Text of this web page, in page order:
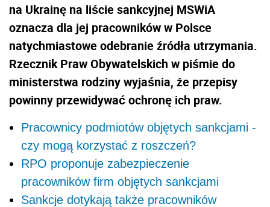
na Ukrainę na liście sankcyjnej MSWiA
oznacza dla jej pracowników w Polsce
natychmiastowe odebranie źródła utrzymania.
Rzecznik Praw Obywatelskich w piśmie do
ministerstwa rodziny wyjaśnia, że przepisy
powinny przewidywać ochronę ich praw.
Pracownicy podmiotów objętych sankcjami -
czy mogą korzystać z roszczeń?
RPO proponuje zabezpieczenie
pracowników firm objętych sankcjami
Sankcje dotykają także pracowników